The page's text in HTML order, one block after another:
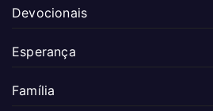
Devocionais
Esperança
Família